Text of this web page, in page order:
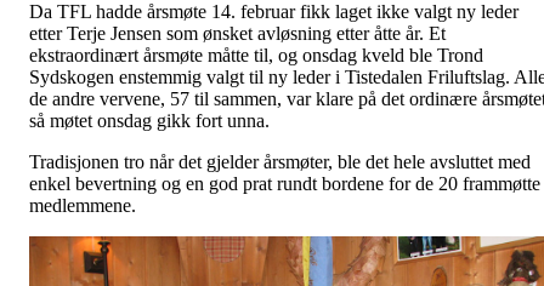
Da TFL hadde årsmøte 14. februar fikk laget ikke valgt ny leder
etter Terje Jensen som ønsket avløsning etter åtte år. Et
ekstraordinært årsmøte måtte til, og onsdag kveld ble Trond
Sydskogen enstemmig valgt til ny leder i Tistedalen Friluftslag.
de andre vervene, 57 til sammen, var klare på det ordinære
så møtet onsdag gikk fort unna.
Tradisjonen tro når det gjelder årsmøter, ble det hele avsluttet med
enkel bevertning og en god prat rundt bordene for de 20 frammøtte
medlemmene.